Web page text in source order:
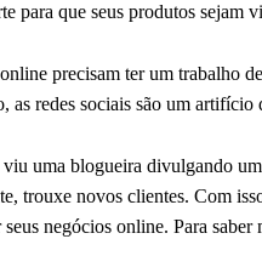
para que seus produtos sejam
precisam ter um trabalho
as redes sociais são um artifício
uma blogueira divulgando
trouxe novos clientes. Com
negócios online. Para saber